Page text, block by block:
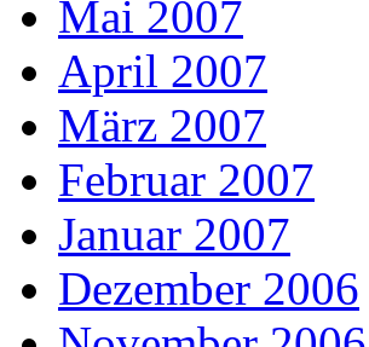
Mai 2007
April 2007
März 2007
Februar 2007
Januar 2007
Dezember 2006